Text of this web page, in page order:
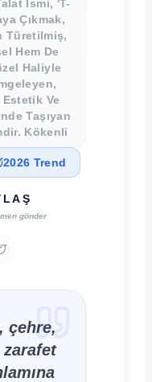
Ismi, 'T-
Çıkmak,
Türetilmiş,
Hem De
Haliyle
Ve
Taşıyan
Kökenli
2026 Trend
gönder
çehre,